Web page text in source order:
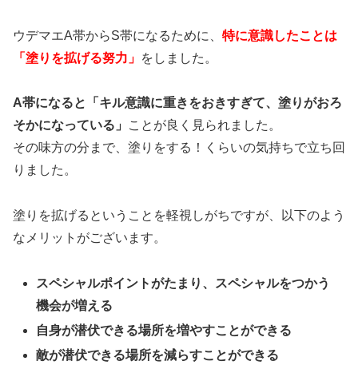
ウデマエA帯からS帯になるために、 特に意識したことは
「塗りを拡げる努力」 をしました。
A帯になると「キル意識に重きをおきすぎて、塗りがおろ
そかになっている」
ことが良く見られました。
その味方の分まで、塗りをする！くらいの気持ちで立ち回
りました。
塗りを拡げるということを軽視しがちですが、以下のよう
なメリットがございます。
スペシャルポイントがたまり、スペシャルをつかう
機会が増える
自身が潜伏できる場所を増やすことができる
敵が潜伏できる場所を減らすことができる